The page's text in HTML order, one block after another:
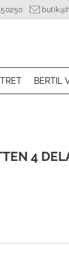
BERTIL
4